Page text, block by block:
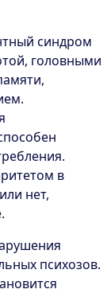
синдром
головными
в
нет,
психозов.